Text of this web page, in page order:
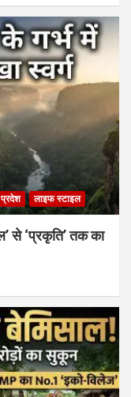
लाइफ स्टाइल
से ‘प्रकृति’ तक का